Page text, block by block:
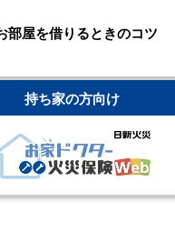
部屋を借りるときのコツ
持ち家の方向け